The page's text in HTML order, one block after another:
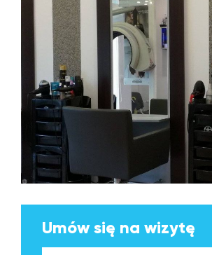
Umów się na wizytę